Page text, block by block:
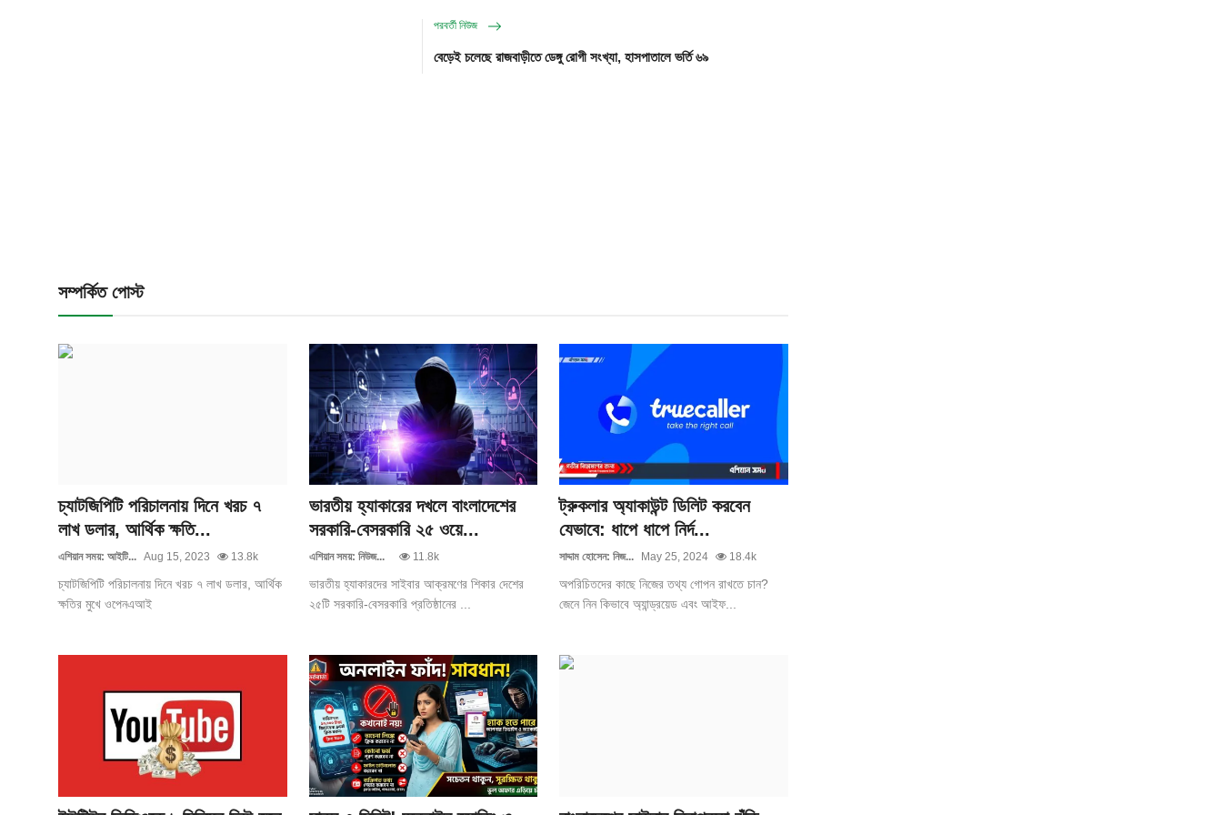
পরবর্তী নিউজ
বেড়েই চলেছে রাজবাড়ীতে ডেঙ্গু রোগী সংখ্যা, হাসপাতালে ভর্তি ৬৯
সম্পর্কিত পোস্ট
চ্যাটজিপিটি পরিচালনায় দিনে খরচ ৭
লাখ ডলার, আর্থিক ক্ষতি...
এশিয়ান সময়: আইটি... Aug 15, 2023 13.8k
চ্যাটজিপিটি পরিচালনায় দিনে খরচ ৭ লাখ ডলার, আর্থিক
ক্ষতির মুখে ওপেনএআই
ভারতীয় হ্যাকারের দখলে বাংলাদেশের
সরকারি-বেসরকারি ২৫ ওয়ে...
এশিয়ান সময়: নিউজ... 11.8k
ভারতীয় হ্যাকারদের সাইবার আক্রমণের শিকার দেশের
২৫টি সরকারি-বেসরকারি প্রতিষ্ঠানের ...
ট্রুকলার অ্যাকাউন্ট ডিলিট করবেন
যেভাবে: ধাপে ধাপে নির্দ...
সাদ্দাম হোসেন: নিজ... May 25, 2024 18.4k
অপরিচিতদের কাছে নিজের তথ্য গোপন রাখতে চান?
জেনে নিন কিভাবে অ্যান্ড্রয়েড এবং আইফ...